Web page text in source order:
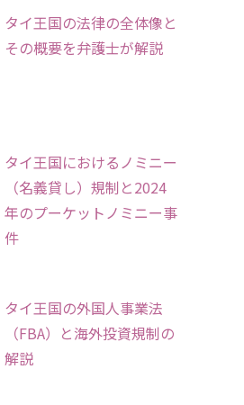
タイ王国の法律の全体像と
その概要を弁護士が解説
タイ王国におけるノミニー
（名義貸し）規制と2024
年のプーケットノミニー事
件
タイ王国の外国人事業法
（FBA）と海外投資規制の
解説